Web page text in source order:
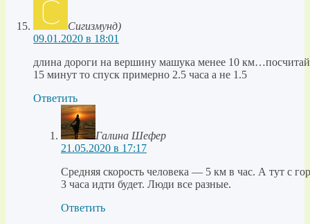
Сигизмунд)
09.01.2020 в 18:01
длина дороги на вершину машука менее 10
15 минут то спуск примерно 2.5 часа а не 1.5
Ответить
Галина Шефер
21.05.2020 в 17:17
Средняя скорость человека — 5 км в час. А тут с
3 часа идти будет. Люди все разные.
Ответить